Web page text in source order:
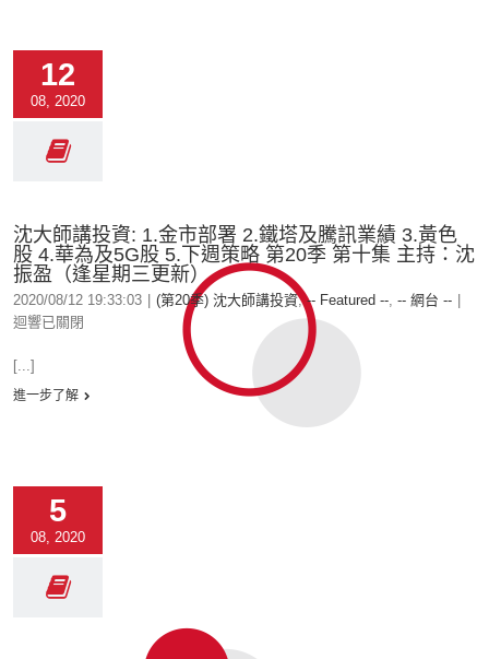
12
08, 2020
沈大師講投資: 1.金市部署 2.鐵塔及騰訊業績 3.黃色
股 4.華為及5G股 5.下週策略 第20季 第十集 主持：沈
振盈（逢星期三更新）
2020/08/12 19:33:03 (第20季) 沈大師講投資,-- Featured --, -- 網台 --
迴響已關閉
[...]
進一步了解
5
08, 2020